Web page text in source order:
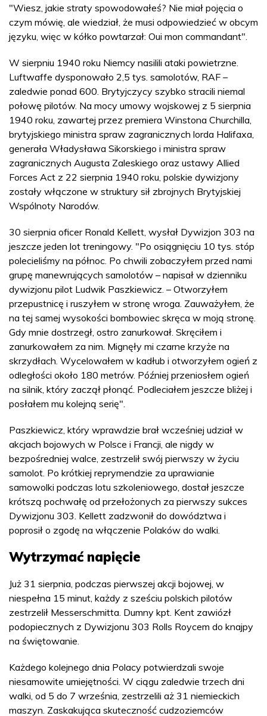
"Wiesz, jakie straty spowodowałeś? Nie miał pojęcia o
czym mówię, ale wiedział, że musi odpowiedzieć w obcym
języku, więc w kółko powtarzał: Oui mon commandant".
W sierpniu 1940 roku Niemcy nasilili ataki powietrzne.
Luftwaffe dysponowało 2,5 tys. samolotów, RAF –
zaledwie ponad 600. Brytyjczycy szybko stracili niemal
połowę pilotów. Na mocy umowy wojskowej z 5 sierpnia
1940 roku, zawartej przez premiera Winstona Churchilla,
brytyjskiego ministra spraw zagranicznych lorda Halifaxa,
generała Władysława Sikorskiego i ministra spraw
zagranicznych Augusta Zaleskiego oraz ustawy Allied
Forces Act z 22 sierpnia 1940 roku, polskie dywizjony
zostały włączone w struktury sił zbrojnych Brytyjskiej
Wspólnoty Narodów.
30 sierpnia oficer Ronald Kellett, wysłał Dywizjon 303 na
jeszcze jeden lot treningowy. "Po osiągnięciu 10 tys. stóp
polecieliśmy na północ. Po chwili zobaczyłem przed nami
grupę manewrujących samolotów – napisał w dzienniku
dywizjonu pilot Ludwik Paszkiewicz. – Otworzyłem
przepustnicę i ruszyłem w stronę wroga. Zauważyłem, że
na tej samej wysokości bombowiec skręca w moją stronę.
Gdy mnie dostrzegł, ostro zanurkował. Skręciłem i
zanurkowałem za nim. Mignęły mi czarne krzyże na
skrzydłach. Wycelowałem w kadłub i otworzyłem ogień z
odległości około 180 metrów. Później przeniosłem ogień
na silnik, który zaczął płonąć. Podleciałem jeszcze bliżej i
posłałem mu kolejną serię".
Paszkiewicz, który wprawdzie brał wcześniej udział w
akcjach bojowych w Polsce i Francji, ale nigdy w
bezpośredniej walce, zestrzelił swój pierwszy w życiu
samolot. Po krótkiej reprymendzie za uprawianie
samowolki podczas lotu szkoleniowego, dostał jeszcze
krótszą pochwałę od przełożonych za pierwszy sukces
Dywizjonu 303. Kellett zadzwonił do dowództwa i
poprosił o zgodę na włączenie Polaków do walki.
Wytrzymać napięcie
Już 31 sierpnia, podczas pierwszej akcji bojowej, w
niespełna 15 minut, każdy z sześciu polskich pilotów
zestrzelił Messerschmitta. Dumny kpt. Kent zawiózł
podopiecznych z Dywizjonu 303 Rolls Roycem do knajpy
na świętowanie.
Każdego kolejnego dnia Polacy potwierdzali swoje
niesamowite umiejętności. W ciągu zaledwie trzech dni
walki, od 5 do 7 września, zestrzelili aż 31 niemieckich
maszyn. Zaskakująca skuteczność cudzoziemców